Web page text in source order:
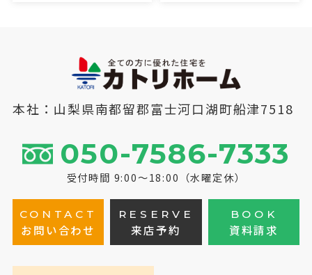
本社：山梨県南都留郡富士河口湖町船津7518
050-7586-7333
受付時間 9:00～18:00（水曜定休）
CONTACT
お問い合わせ
RESERVE
来店予約
BOOK
資料請求